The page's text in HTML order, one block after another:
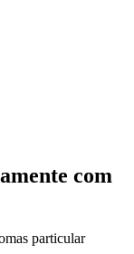
com
particular